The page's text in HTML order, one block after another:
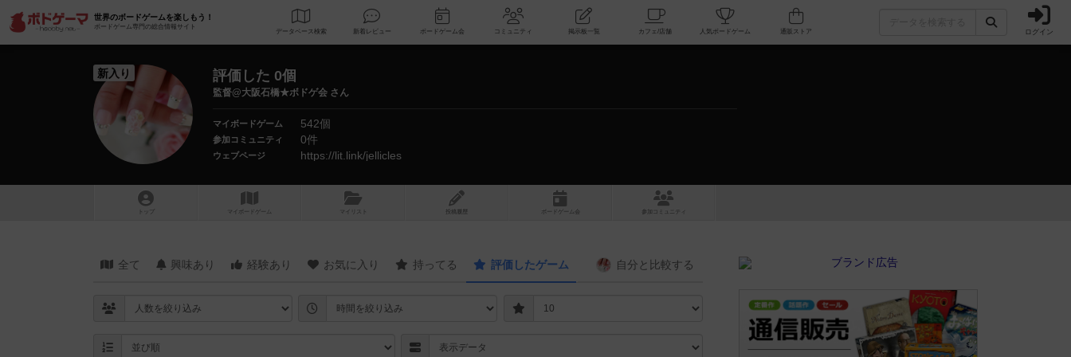
世界のボードゲームを楽しもう！
ボードゲーム専門の総合情報サイト
データベース 検索 新着レビュー ボードゲーム会 コミュニティ 掲示板一覧 カフェ/店舗 人気ボードゲーム ログイン
新入り 評価した 0個
監督@大阪石橋★ボドゲ会 さん
マイボードゲーム 542個
参加コミュニティ 0件
ウェブページ https://lit.link/jellicles
トップ マイボードゲーム マイリスト 投稿履歴 ボ ドゲ ーム コミュニティ
全て 興味あり 経験あり お気に入り 持ってる 評価したゲーム 自分と 比較する